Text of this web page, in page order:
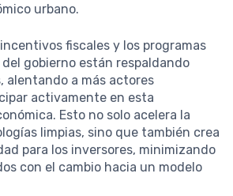
urbano.
fiscales y los programas
gobierno están respaldando
alentando a más actores
activamente en esta
Esto no solo acelera la
limpias, sino que también crea
para los inversores, minimizando
con el cambio hacia un modelo